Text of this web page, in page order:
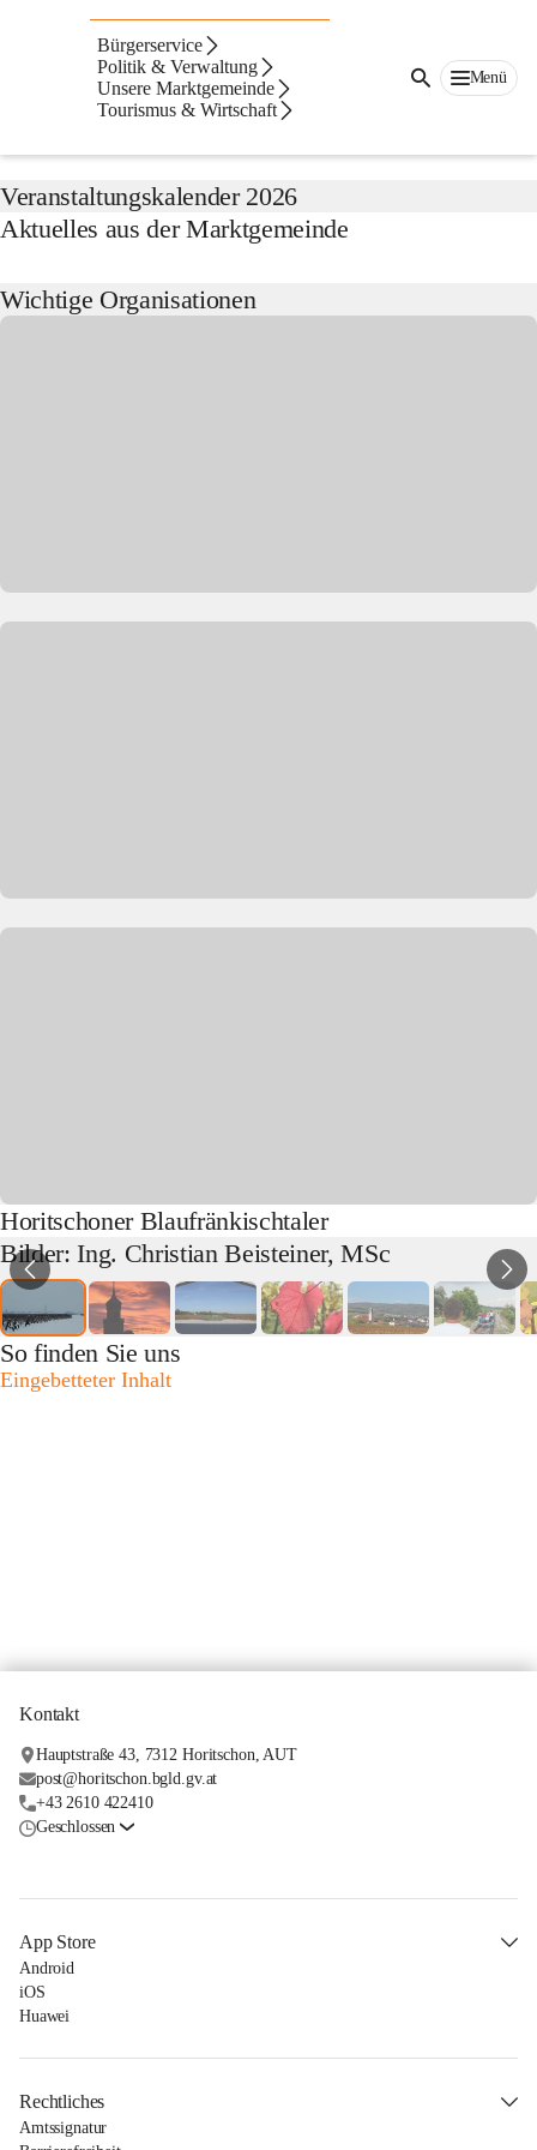
Bürgerservice
Politik & Verwaltung
Unsere Marktgemeinde
Tourismus & Wirtschaft
Menü
mehr...
Aktuelles von der Marktgemeinde
Veranstaltungskalender 2026
Aktuelles aus der Marktgemeinde
Wichtige Organisationen
Horitschoner Blaufränkischtaler
Bilder: Ing. Christian Beisteiner, MSc
So finden Sie uns
Eingebetteter Inhalt
Kontakt
Hauptstraße 43, 7312 Horitschon, AUT
post@horitschon.bgld.gv.at
+43 2610 422410
Geschlossen
App Store
Android
iOS
Huawei
Rechtliches
Amtssignatur